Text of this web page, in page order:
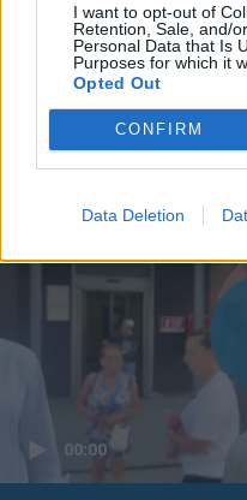
I want to opt-out of
Retention, Sale, and/
Personal Data that Is
Purposes for which it
Opted Out
CONFIRM
Data Deletion
00:00